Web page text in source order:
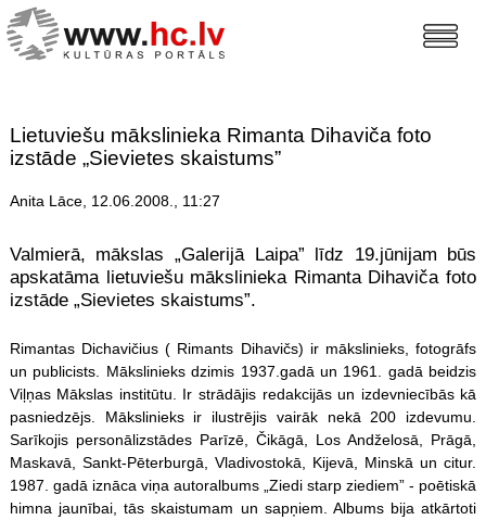
Lietuviešu mākslinieka Rimanta Dihaviča foto
izstāde „Sievietes skaistums”
Anita Lāce, 12.06.2008., 11:27
Valmierā, mākslas „Galerijā Laipa” līdz 19.jūnijam būs
apskatāma lietuviešu mākslinieka Rimanta Dihaviča foto
izstāde „Sievietes skaistums”.
Rimantas Dichavičius ( Rimants Dihavičs) ir mākslinieks, fotogrāfs
un publicists. Mākslinieks dzimis 1937.gadā un 1961. gadā beidzis
Viļņas Mākslas institūtu. Ir strādājis redakcijās un izdevniecībās kā
pasniedzējs. Mākslinieks ir ilustrējis vairāk nekā 200 izdevumu.
Sarīkojis personālizstādes Parīzē, Čikāgā, Los Andželosā, Prāgā,
Maskavā, Sankt-Pēterburgā, Vladivostokā, Kijevā, Minskā un citur.
1987. gadā iznāca viņa autoralbums „Ziedi starp ziediem” - poētiskā
himna jaunībai, tās skaistumam un sapņiem. Albums bija atkārtoti